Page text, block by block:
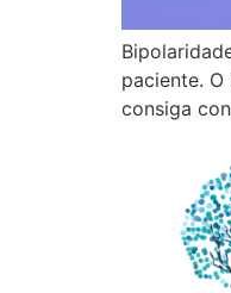
paciente.
consiga